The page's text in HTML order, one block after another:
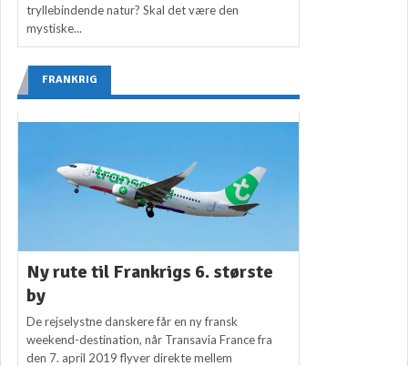
tryllebindende natur? Skal det være den
mystiske...
FRANKRIG
Ny rute til Frankrigs 6. største
by
De rejselystne danskere får en ny fransk
weekend-destination, når Transavia France fra
den 7. april 2019 flyver direkte mellem